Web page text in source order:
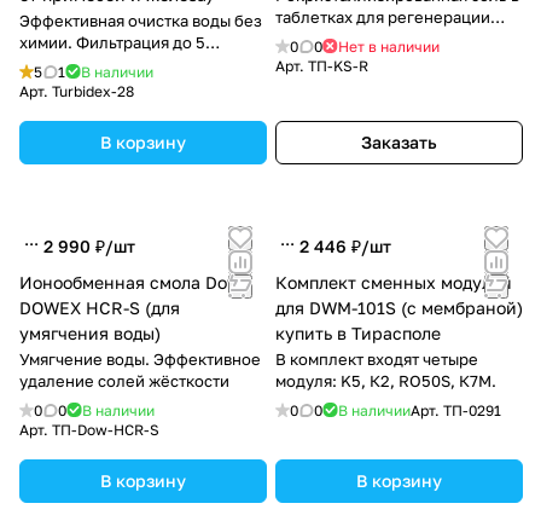
Эффективная очистка воды без
химии. Фильтрация до 5
микрон.
5 1
В наличии
Арт. Turbidex-28
В корзину
таблетках для регенерации
смол в умягчителях воды.
0 0
Нет в наличии
Арт. ТП-KS-R
Заказать
2 990 ₽/шт
Ионообменная смола Dow
DOWEX HCR-S (для
умягчения воды)
Умягчение воды. Эффективное
удаление солей жёсткости
0 0
В наличии
Арт. ТП-Dow-HCR-S
В корзину
2 446 ₽/шт
Комплект сменных модулей
для DWM-101S (c мембраной)
купить в Тирасполе
В комплект входят четыре
модуля: K5, К2, RO50S, К7M.
0 0 В наличииАрт. ТП-0291
В корзину